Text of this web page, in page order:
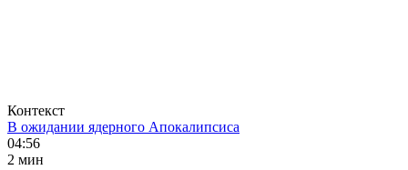
Контекст
В ожидании ядерного Апокалипсиса
04:56
2 мин